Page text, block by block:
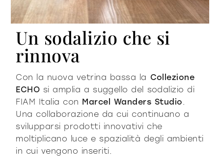
Un sodalizio che si
rinnova
Con la nuova vetrina bassa la Collezione
ECHO si amplia a suggello del sodalizio di
FIAM Italia con Marcel Wanders Studio.
Una collaborazione da cui continuano a
svilupparsi prodotti innovativi che
moltiplicano luce e spazialità degli ambienti
in cui vengono inseriti.